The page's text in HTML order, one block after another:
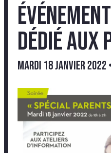
dédié aux
mardi 18 janvier 2022